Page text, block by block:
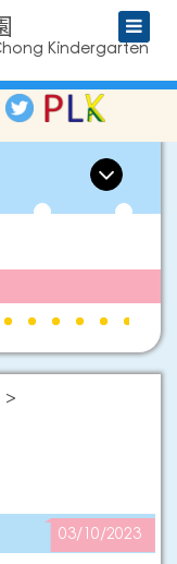
Kindergarten
03/10/2023